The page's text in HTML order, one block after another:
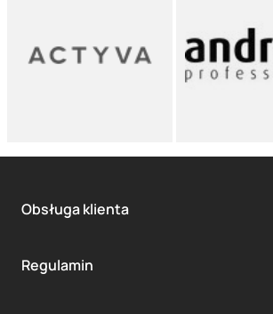
Obsługa klienta
Regulamin